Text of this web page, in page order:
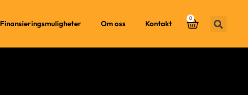
Finansieringsmuligheter Om oss Kontakt
0